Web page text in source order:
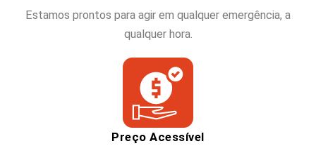
Estamos prontos para agir em qualquer emergência, a
qualquer hora.
Preço Acessível